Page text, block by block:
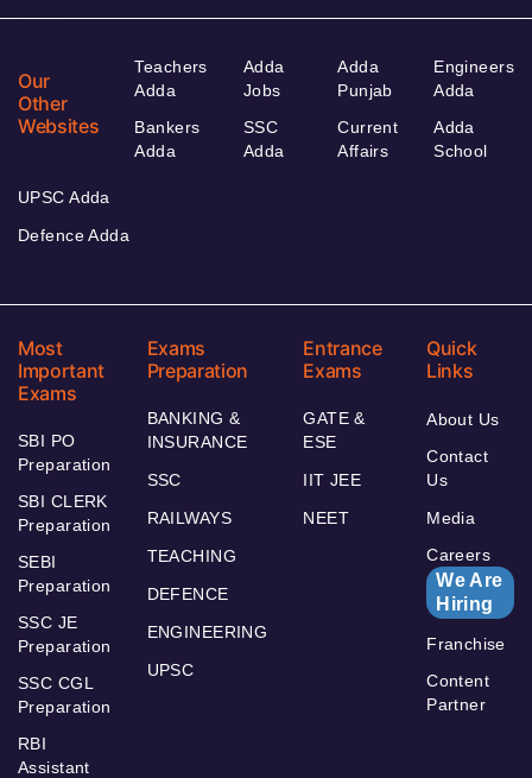
Our
Other
Websites
Teachers
Adda
Bankers
Adda
Adda
Jobs
SSC
Adda
Adda
Punjab
Current
Affairs
Engineers
Adda
Adda
School
UPSC Adda
Defence Adda
Most
Important
Exams
SBI PO
Preparation
SBI CLERK
Preparation
SEBI
Preparation
SSC JE
Preparation
SSC CGL
Preparation
RBI
Assistant
Exams
Preparation
BANKING &
INSURANCE
SSC
RAILWAYS
TEACHING
DEFENCE
ENGINEERING
UPSC
Entrance
Exams
GATE &
ESE
IIT JEE
NEET
Quick
Links
About Us
Contact
Us
Media
Careers
We Are
Hiring
Franchise
Content
Partner